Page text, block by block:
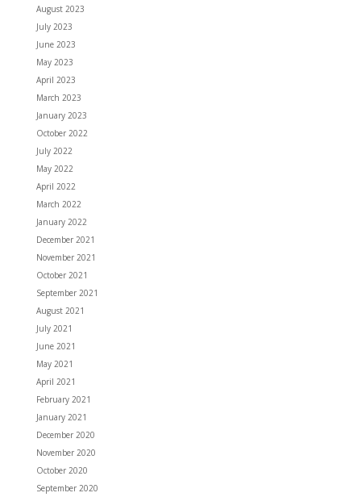
August 2023
July 2023
June 2023
May 2023
April 2023
March 2023
January 2023
October 2022
July 2022
May 2022
April 2022
March 2022
January 2022
December 2021
November 2021
October 2021
September 2021
August 2021
July 2021
June 2021
May 2021
April 2021
February 2021
January 2021
December 2020
November 2020
October 2020
September 2020